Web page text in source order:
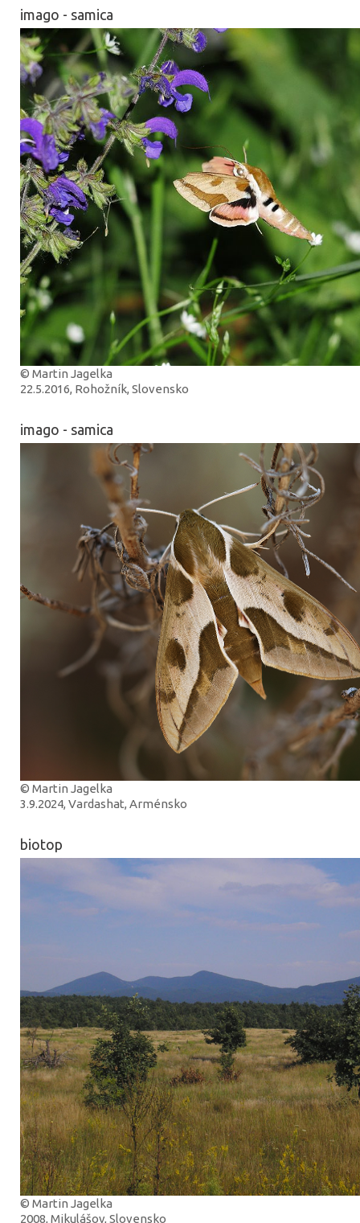
imago - samica
© Martin Jagelka
22.5.2016, Rohožník, Slovensko
imago - samica
© Martin Jagelka
3.9.2024, Vardashat, Arménsko
biotop
© Martin Jagelka
2008, Mikulášov, Slovensko